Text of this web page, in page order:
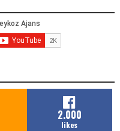
2.000
likes